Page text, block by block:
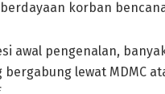
korban
awal pengenalan,
bergabung lewat MDMC